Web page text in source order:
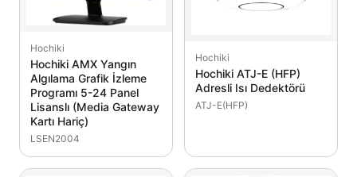
Hochiki
Hochiki AMX Yangın
Algılama Grafik İzleme
Programı 5-24 Panel
Lisanslı (Media Gateway
Kartı Hariç)
LSEN2004
Hochiki
Hochiki ATJ-E (HFP)
Adresli Isı Dedektörü
ATJ-E(HFP)